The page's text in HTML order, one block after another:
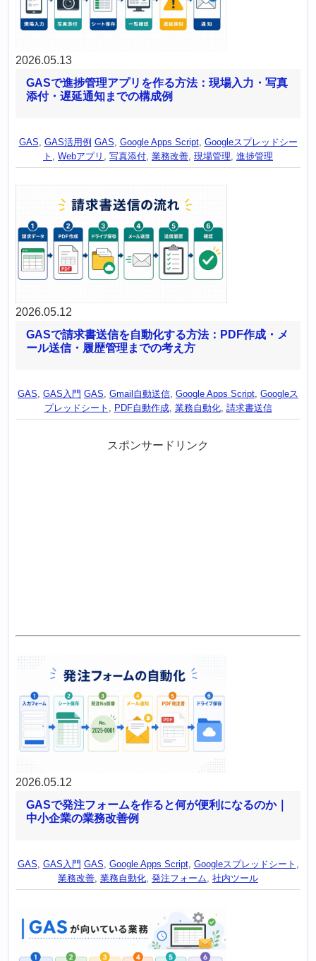
2026.05.13
GASで進捗管理アプリを作る方法：現場入力・写真
添付・遅延通知までの構成例
GAS GAS活用例 GAS Google Apps Script, Googleスプレッドシー
ト
Webアプリ 写真添付 業務改善 現場管理 進捗管理
2026.05.12
GASで請求書送信を自動化する方法：PDF作成・メ
ール送信・履歴管理までの考え方
GAS, GAS入門 GAS, Gmail自動送信, Google Apps Script, Googleス
プレッドシート , PDF自動作成, 業務自動化, 請求書送信
スポンサードリンク
2026.05.12
GASで発注フォームを作ると何が便利になるのか｜
中小企業の業務改善例
GAS, GAS入門 GAS, Google Apps Script, Googleスプレッドシート ,
業務改善, 業務自動化, 発注フォーム, 社内ツール